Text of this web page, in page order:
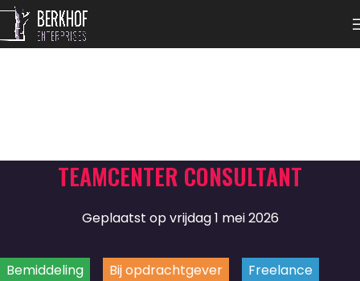
TEAMCENTER CONSULTANT
Geplaatst op vrijdag 1 mei 2026
Bemiddeling Bij opdrachtgever
Freelance